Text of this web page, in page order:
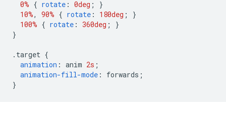
0% { rotate : 0deg ;
}
10%, 90% { rotate : 180deg ;
}
100% { rotate : 360deg ;
}
}
. target {
animation : anim 2s ;
animation-fill-mode : forwards ;
}